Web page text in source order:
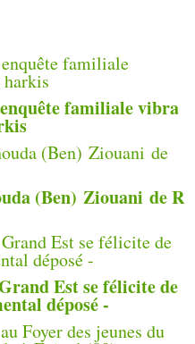
familiale vibra
(Ben) Ziouani de R
Est se félicite de
déposé -